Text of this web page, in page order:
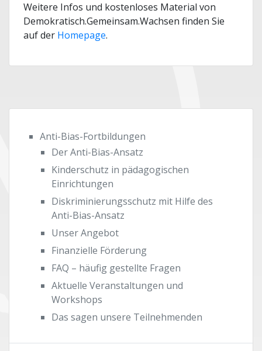
Weitere Infos und kostenloses Material von
Demokratisch.Gemeinsam.Wachsen finden Sie
auf der Homepage.
Anti-Bias-Fortbildungen
Der Anti-Bias-Ansatz
Kinderschutz in pädagogischen
Einrichtungen
Diskriminierungsschutz mit Hilfe des
Anti-Bias-Ansatz
Unser Angebot
Finanzielle Förderung
FAQ – häufig gestellte Fragen
Aktuelle Veranstaltungen und
Workshops
Das sagen unsere Teilnehmenden